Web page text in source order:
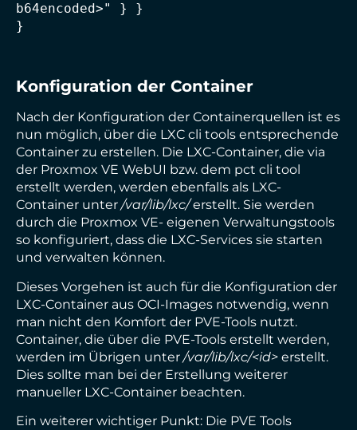
b64encoded>" } }
}
Konfiguration der Container
Nach der Konfiguration der Containerquellen ist es
nun möglich, über die LXC cli tools entsprechende
Container zu erstellen. Die LXC-Container, die via
der Proxmox VE WebUI bzw. dem pct cli tool
erstellt werden, werden ebenfalls als LXC-
Container unter/var/lib/lxc/erstellt. Sie werden
durch die Proxmox VE- eigenen Verwaltungstools
so konfiguriert, dass die LXC-Services sie starten
und verwalten können.
Dieses Vorgehen ist auch für die Konfiguration der
LXC-Container aus OCI-Images notwendig, wenn
man nicht den Komfort der PVE-Tools nutzt.
Container, die über die PVE-Tools erstellt werden,
werden im Übrigen unter/var/lib/lxc/<id> erstellt.
Dies sollte man bei der Erstellung weiterer
manueller LXC-Container beachten.
Ein weiterer wichtiger Punkt: Die PVE Tools